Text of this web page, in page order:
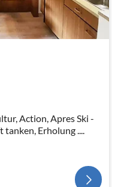
tanken, Erholung ....